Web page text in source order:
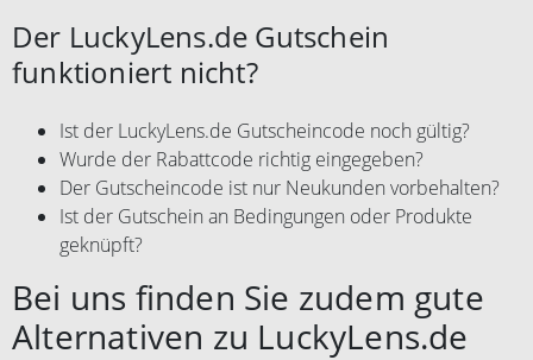
Der LuckyLens.de Gutschein
funktioniert nicht?
Ist der LuckyLens.de Gutscheincode noch gültig?
Wurde der Rabattcode richtig eingegeben?
Der Gutscheincode ist nur Neukunden vorbehalten?
Ist der Gutschein an Bedingungen oder Produkte
geknüpft?
Bei uns finden Sie zudem gute
Alternativen zu LuckyLens.de